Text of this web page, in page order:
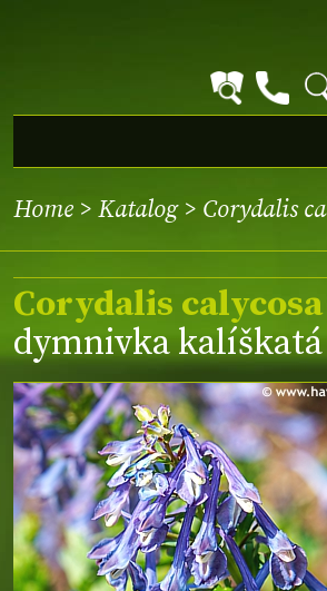
Home > Katalog> Corydalis
Corydalis calycosa
dymnivka kalíškatá